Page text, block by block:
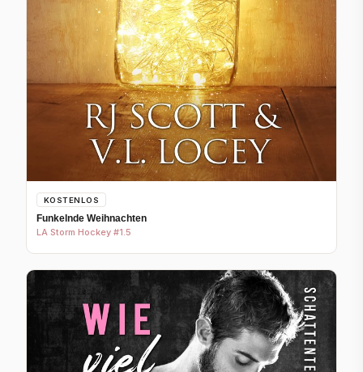
KOSTENLOS
Funkelnde Weihnachten
LA Storm Hockey #1.5